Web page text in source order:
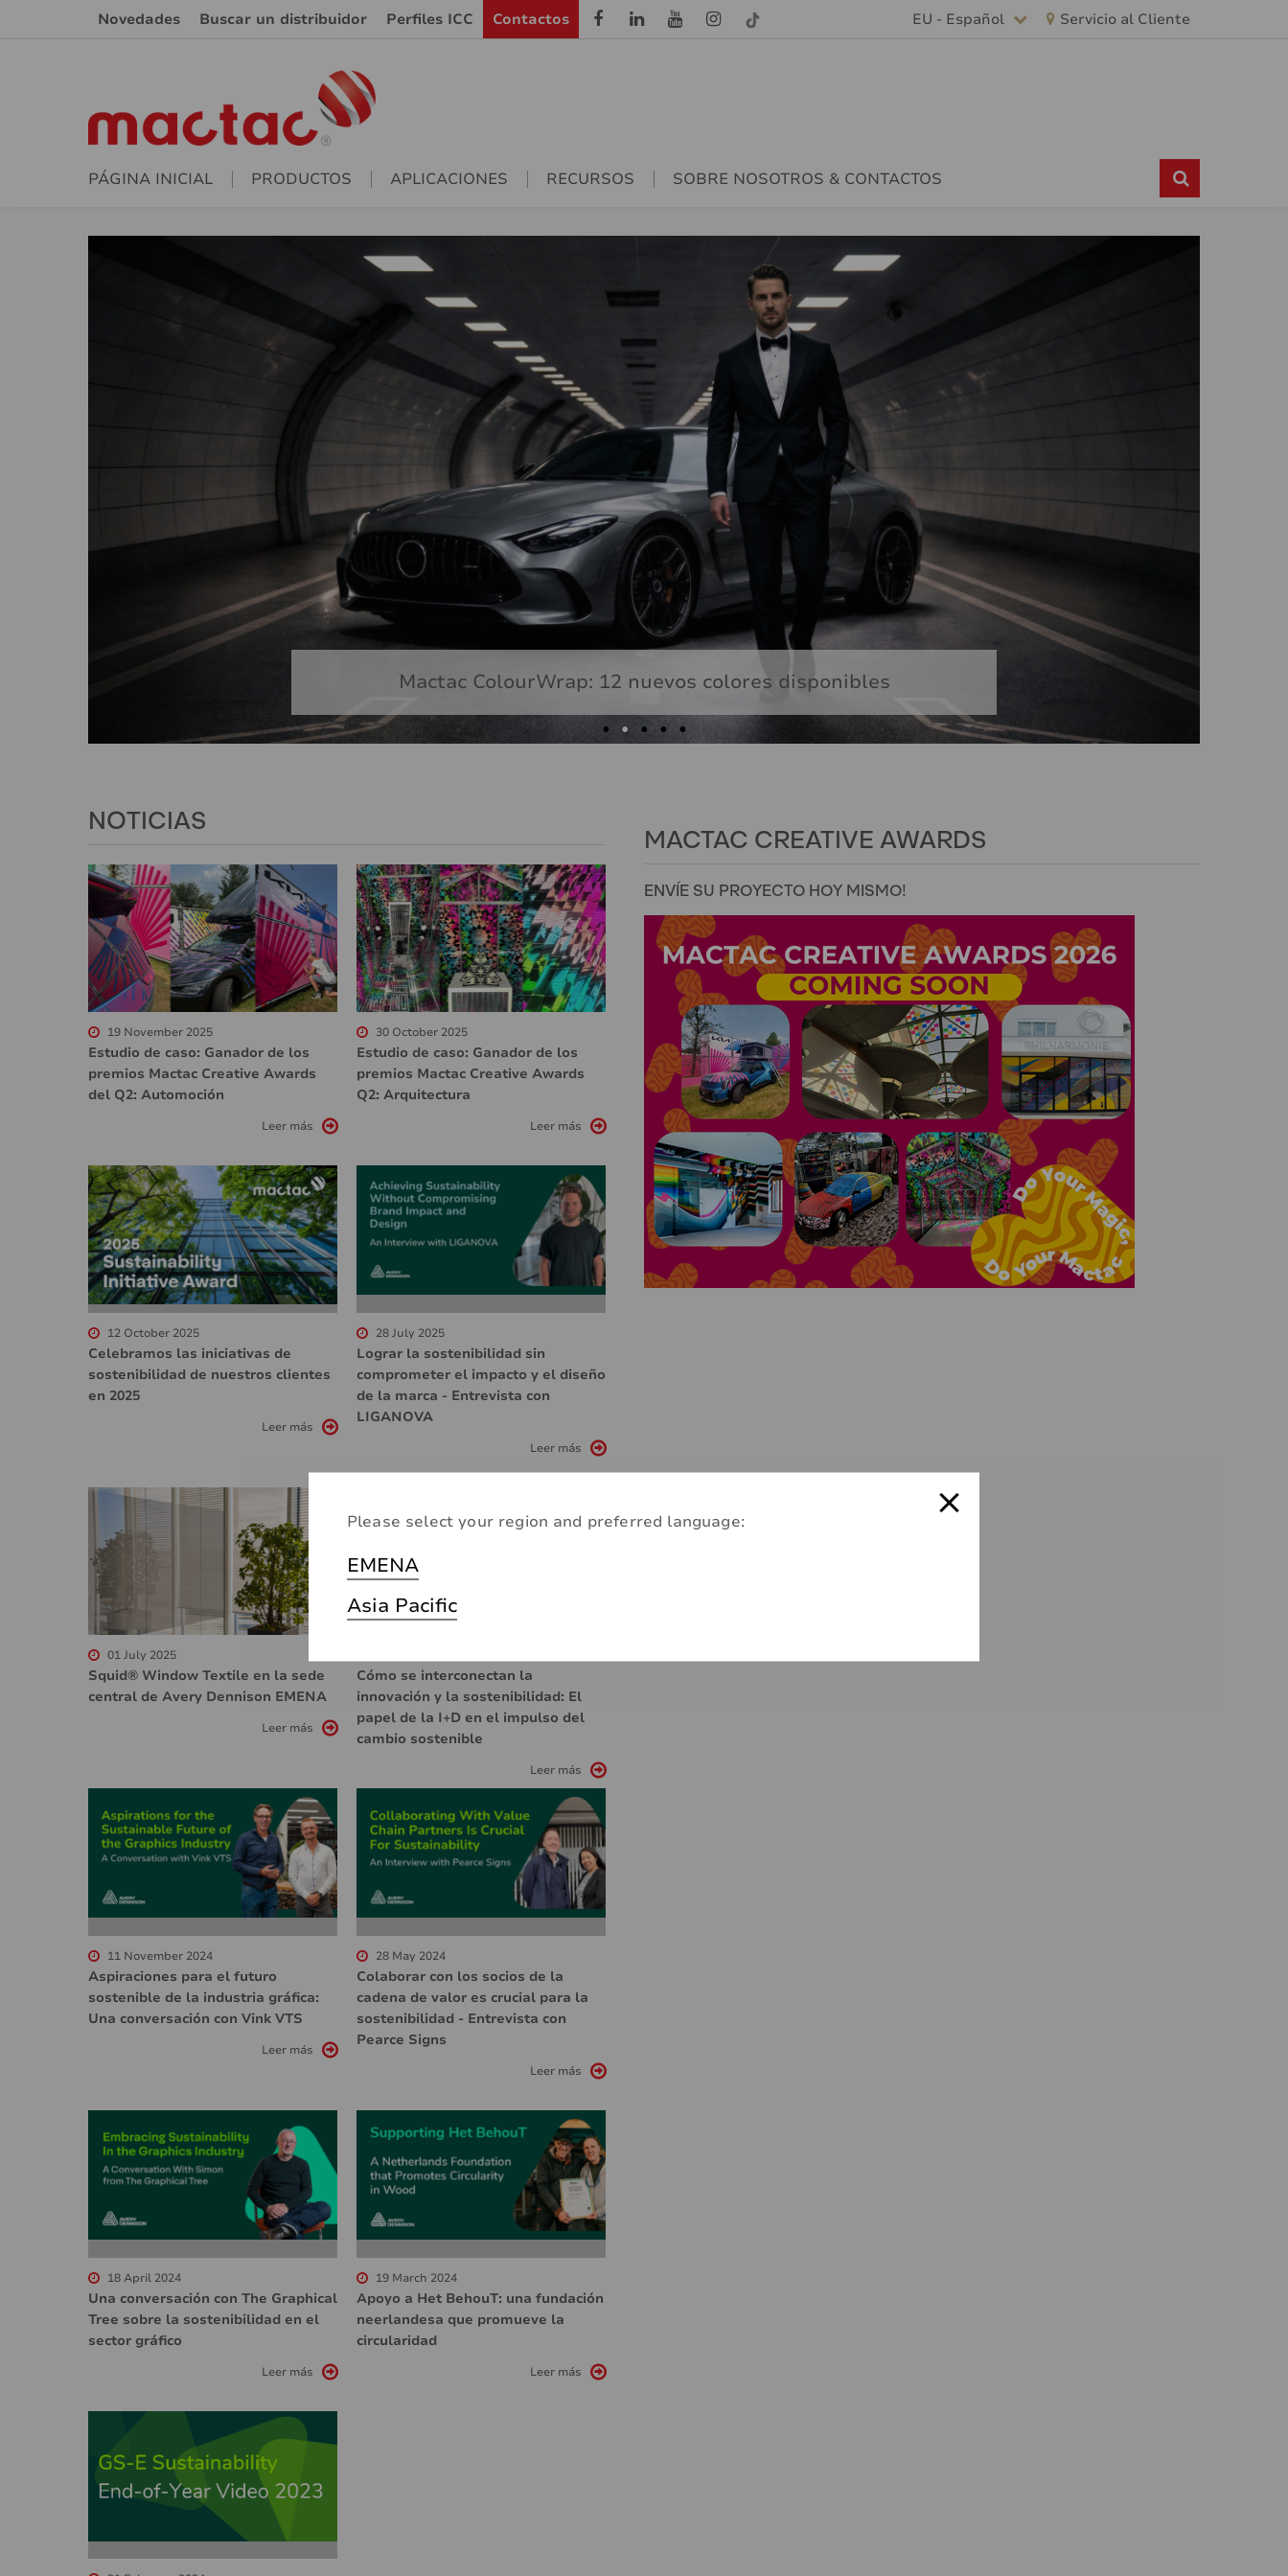
Novedades Buscar un distribuidor Perfiles ICC Contactos EU - Español
Please select your region and preferred language:
EMENA
Asia Pacific
Servicio al Cliente
PÁGINA INICIAL PRODUCTOS APLICACIONES RECURSOS SOBRE NOSOTROS & CONTACTOS
Mactac ColourWrap: 12 nuevos colores disponibles
NOTICIAS
19 November 2025
Estudio de caso: Ganador de los
premios Mactac Creative Awards
del Q2: Automoción
Leer más
30 October 2025
Estudio de caso: Ganador de los
premios Mactac Creative Awards
Q2: Arquitectura
Leer más
12 October 2025
Celebramos las iniciativas de
sostenibilidad de nuestros clientes
en 2025
Leer más
28 July 2025
Lograr la sostenibilidad sin
comprometer el impacto y el diseño
de la marca - Entrevista con
LIGANOVA
Leer más
01 July 2025
Squid® Window Textile en la sede
central de Avery Dennison EMENA
Leer más
Cómo se interconectan la
innovación y la sostenibilidad: El
papel de la I+D en el impulso del
cambio sostenible
Leer más
11 November 2024
Aspiraciones para el futuro
sostenible de la industria gráfica:
Una conversación con Vink VTS
Leer más
28 May 2024
Colaborar con los socios de la
cadena de valor es crucial para la
sostenibilidad - Entrevista con
Pearce Signs
Leer más
18 April 2024
Una conversación con The Graphical
Tree sobre la sostenibilidad en el
sector gráfico
Leer más
19 March 2024
Apoyo a Het BehouT: una fundación
neerlandesa que promueve la
circularidad
Leer más
MACTAC CREATIVE AWARDS
ENVÍE SU PROYECTO HOY MISMO!